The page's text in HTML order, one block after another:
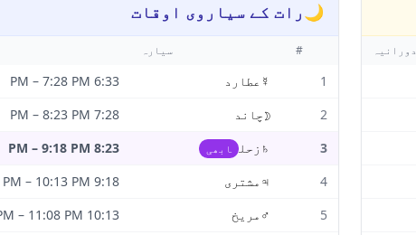
دورانیہ
🌙رات کے سیاروی اوقات
# سیارہ
1
☿ عطارد 6:33 PM
– 7:28 PM
2
☽چاند 7:28 PM
– 8:23 PM
3
♄ زحل ابھی 8:23 PM
– 9:18 PM
4
♃ مشتری 9:18 PM
– 10:13 PM
5
♂ مریخ 10:13 PM
– 11:08 PM